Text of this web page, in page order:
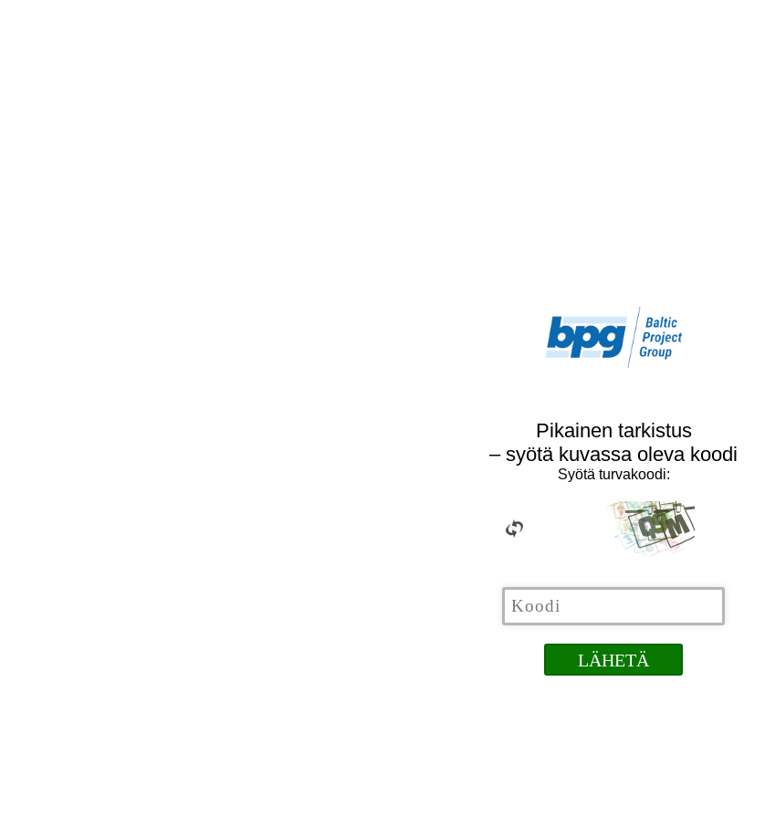
Pikainen tarkistus
– syötä kuvassa oleva koodi
Syötä turvakoodi: